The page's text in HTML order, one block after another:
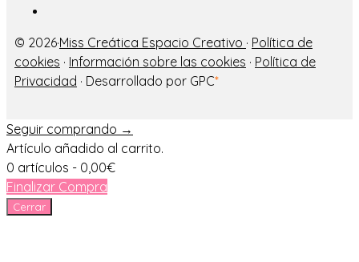
© 2026·Miss Creática Espacio Creativo · Política de
cookies · Información sobre las cookies · Política de
Privacidad · Desarrollado por GPC*
Seguir comprando →
Artículo añadido al carrito.
0 artículos - 0,00€
Finalizar Compra
Cerrar